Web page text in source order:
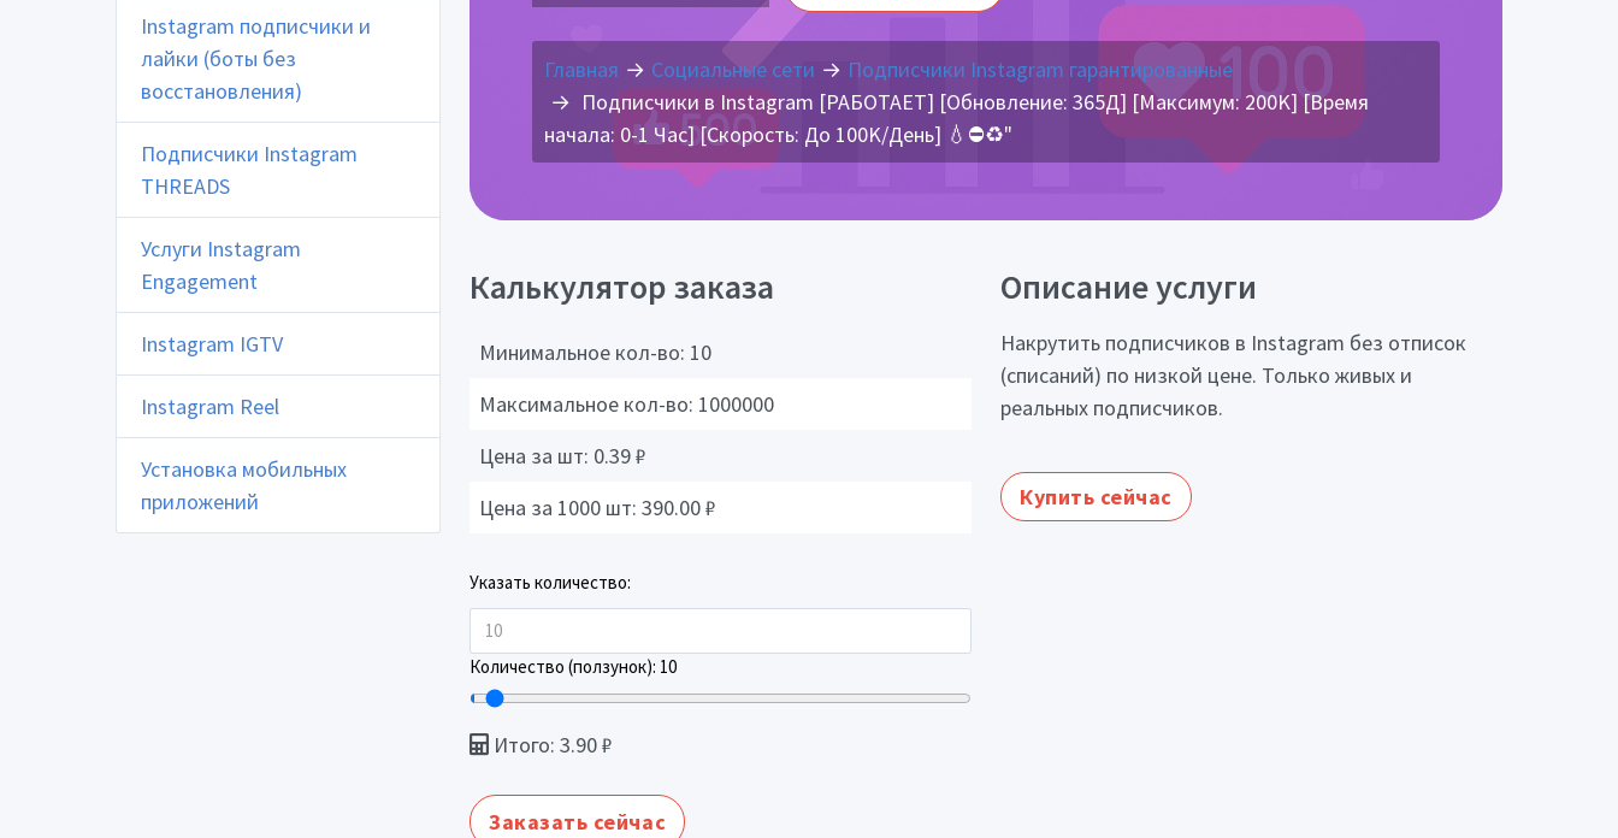
Instagram подписчики и
лайки (боты без
восстановления)
Подписчики Instagram
THREADS
Услуги Instagram
Engagement
Instagram IGTV
Instagram Reel
Установка мобильных
приложений
Главная Социальные сети
Подписчики Instagram гарантированные
Подписчики в Instagram [РАБОТАЕТ] [Обновление: 365Д] [Максимум: 200K] [Время
начала: 0-1 Час] [Скорость: До 100K/День] 💧⛔♻️"
Калькулятор заказа
Минимальное кол-во: 10
Максимальное кол-во: 1000000
Цена за шт: 0.39₽
Цена за 1000 шт: 390.00₽
Указать количество:
Количество (ползунок): 10
Итого: 3.90₽
Заказать сейчас
Описание услуги
Накрутить подписчиков в Instagram без отписок
(списаний) по низкой цене. Только живых и
реальных подписчиков.
Купить сейчас